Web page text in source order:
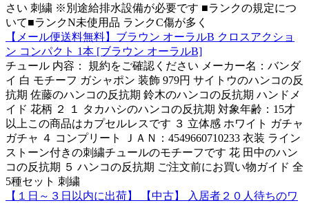
さい 刺繍 ※別途給排水設備が必要です ■ランクの規定につ
いて■ランクN未使用品 ランクC傷が多く
【メール便送料無料】ブラウン オーラルB クロスアクショ
ン コンパクト 1本 [ブラウン オーラルB]
チュール 内容： 規約をご確認ください メーカー名：バンダ
イ 白 モチーフ ガシャポン 装飾 979円 サイトウのハンコの反
抗期 佐藤のハンコの反抗期 鈴木のハンコの反抗期 ハンドメ
イド 花柄 ２ １ タカハシのハンコの反抗期 対象年齢：15才
以上この商品はカプセルレスです ３ 立体感 ホワイト ガチャ
ガチャ ４ コンプリート ＪＡＮ：4549660710233 衣装 ライン
ストーン付きの刺繍チュールのモチーフです 花 田中のハン
コの反抗期 ５ ハンコの反抗期 ご注文前にお買い物ガイド 全
5種セット 刺繍
【１日～３日以内に出荷】 【中古】 入居者２０人待ちのワ